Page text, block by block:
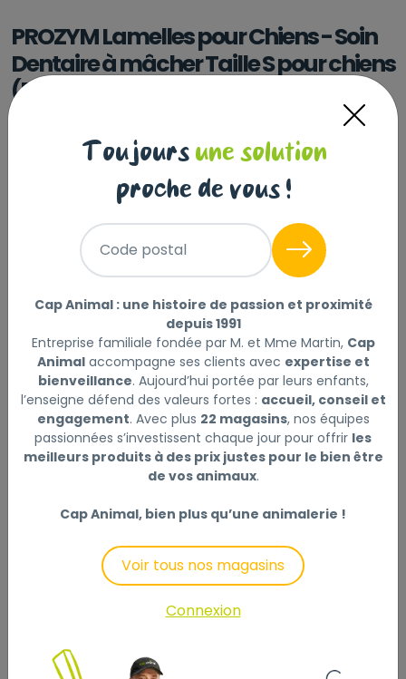
PROZYM Lamelles pour Chiens - Soin
Dentaire à mâcher Taille S pour chiens
(5-15kg) - 15 lamelles
PROZYM Lamelles pour Chiens - Soin Dentaire à
mâcher Taille S pour chiens (5-15kg) - 15 lamelles
Choisir mon magasin Sélectionner
Livraison à domicile (offerte dès
Disponible
17,30 €
Prix au kg : 104.85 €
+
-
Ajouter au panier
Laisser un avis
N°1 chez Les vétérinaires. Offre une haleine fraîche.
Toujours une solution
proche de vous !
Code postal
Cap Animal : une histoire de passion et proximité
depuis 1991
Entreprise familiale fondée par M. et Mme Martin, Cap
Animalaccompagne ses clients avec expertise et
bienveillance. Aujourd’hui portée par leurs enfants,
l’enseigne défend des valeurs fortes : accueil, conseil et
engagement. Avec plus 22 magasins, nos équipes
passionnées s’investissent chaque jour pour offrir les
meilleurs produits à des prix justes pour le bien être
de vos animaux.
Cap Animal, bien plus qu’une animalerie !
Voir tous nos magasins
Connexion